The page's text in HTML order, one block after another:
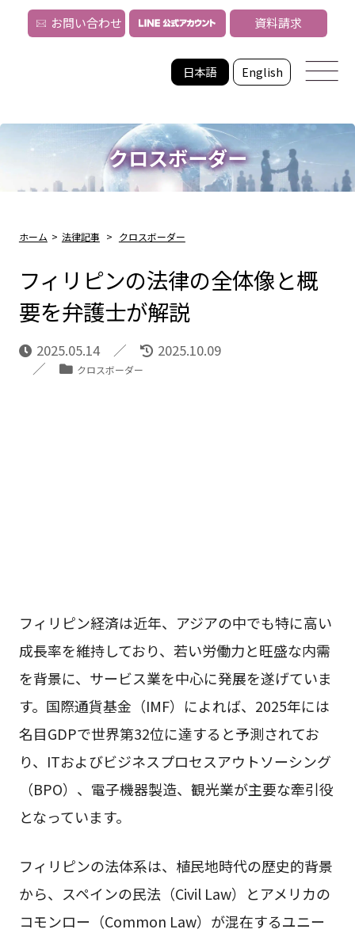
日本語 English
お問い合わせ 資料請求
クロスボーダー
ホーム > 法律記事 > クロスボーダー
フィリピンの法律の全体像と概
要を弁護士が解説
2025.05.14 2025.10.09
クロスボーダー
フィリピン経済は近年、アジアの中でも特に高い
成長率を維持しており、若い労働力と旺盛な内需
を背景に、サービス業を中心に発展を遂げていま
す。国際通貨基金（IMF）によれば、2025年には
名目GDPで世界第32位に達すると予測されてお
り、ITおよびビジネスプロセスアウトソーシング
（BPO）、電子機器製造、観光業が主要な牽引役
となっています。
フィリピンの法体系は、植民地時代の歴史的背景
から、スペインの民法（Civil Law）とアメリカの
コモンロー（Common Law）が混在するユニー